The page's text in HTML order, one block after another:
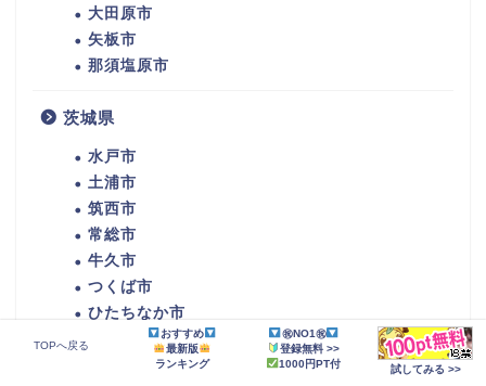
大田原市
矢板市
那須塩原市
茨城県
水戸市
土浦市
筑西市
常総市
牛久市
つくば市
ひたちなか市
TOPへ戻る
おすすめ
最新版
ランキング
㊗NO1㊗
登録無料 >>
1000円PT付
試してみる >>